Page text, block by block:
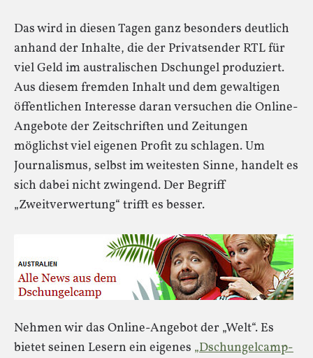
Das wird in diesen Tagen ganz besonders deutlich
anhand der Inhalte, die der Privatsender RTL für
viel Geld im australischen Dschungel produziert.
Aus diesem fremden Inhalt und dem gewaltigen
öffentlichen Interesse daran versuchen die Online-
Angebote der Zeitschriften und Zeitungen
möglichst viel eigenen Profit zu schlagen. Um
Journalismus, selbst im weitesten Sinne, handelt es
sich dabei nicht zwingend. Der Begriff
„Zweitverwertung“ trifft es besser.
Nehmen wir das Online-Angebot der „Welt“. Es
bietet seinen Lesern ein eigenes „Dschungelcamp-